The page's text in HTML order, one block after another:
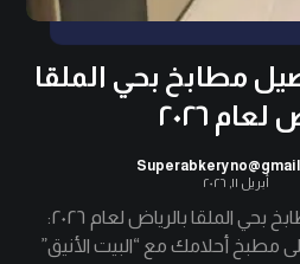
مطابخ بحي الملقا
٢٠٢٦
أبريل ١١, ٢٠٢٦
أفضل شركة تفصيل مطابخ بحي الملقا بالرياض لعام ٢٠٢٦:
مطبخ أحلامك مع “البيت الأنيق”